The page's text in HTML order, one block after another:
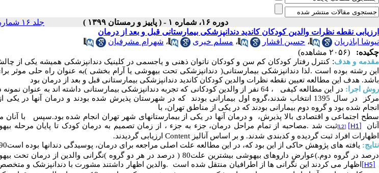
دوره ۱۶، شماره ۱ - ( پاییز و رمستان ۱۳۹۹ ) جلد ۱۶ شماره ۱ صفحات ۲۰-۹
ارزیابی نقطه نظرات والدین کودکان کاندید دندانپزشکی بیمارستانی قبل و بعد از درمان
نیوشا اباذریان
، حسین افشار ، مسلم خیری ، شهرام مشرفیان
چکیده:
(۲۰۵۶ مشاهده)
مقدمه و هدف:کنترل رفتار کودکان کم سن و کودکان ناتوان ذهنی و یاجسمی در کلینیک دندانپزشکی همیشه یکی از
این رشته بوده است .لذا دندانپزشکی بیمارستانی) دندانپزشکی تحت بیهوشی یا آرام بخشی (به عنوان راه حلی موثر
باشد. هدف این مطالعه تعیین نقطه نظرات والدین کودکان کاندید دندانپزشکی بیمارستانی قبل و بعد از درمان بود
روش اجرا : در این مطالعهکیفی ، 64 نفر از والدین کودکانی که تجربه دندانپزشکی بیمارستانی داشته اند به عنوان نمونه
مرکز
در سال 1395 انتخاب شدند،گروه اول بیمارانی بودند که در شهرستان پذیرش شده بودند و درمان آنها در یکی
انجام شده بود و گروه دوم بیمارانی بودند که در یکی از مناطق تهران، با
سطح
اجتماعی و اقتصادی بالا پذیرش، و درمان آنها در یکی از بیمارستانهای شهر تهران انجام شده بود.سپس با آنان
آنان
[L2] ثبت شد .مصاحبه از تمام مراحل درمان، جزء به جزء ، از زمان تصمیم به درمان کودک تا پایان مرحله
اظهارات افراد ثبت گردیده و کدبندی شدند. و بر اساس آنالیز Content ارزیابی گردیدند.
نتایج: یافته های پژوهش حاکی از این بود که، در این مطالعه علت اصلی مراجعه برای درمان، پوسیدگی دندانها بوده است
درصد در گروه دوم.
(عوارض داروهای بیهوشی بیشترین علت80
) درصد در هر دو گروه (نگرانی والدین از درمان تحت
اظهار می کردند این نگرانی ها از اطرافیان منتقل شده است .والدین اظهار داشتند مشورت با دندانپزشک و